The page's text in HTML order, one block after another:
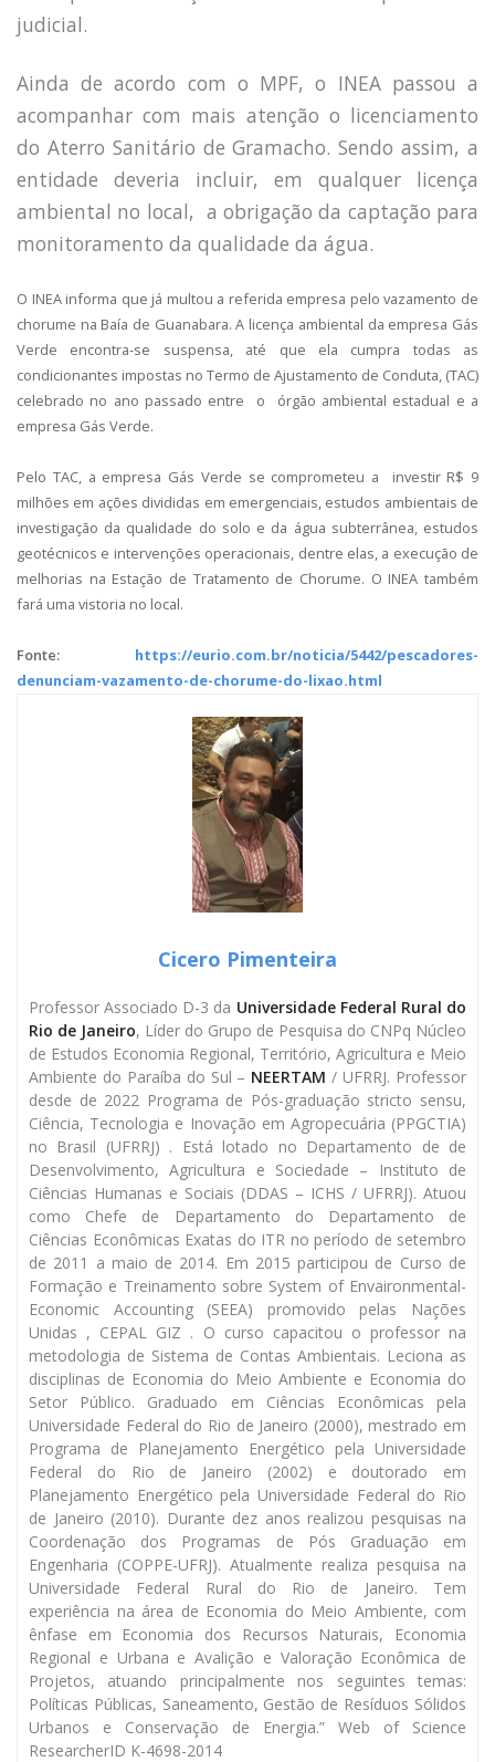
judicial.
Ainda de acordo com o MPF, o INEA passou a
acompanhar com mais atenção o licenciamento
do Aterro Sanitário de Gramacho. Sendo assim, a
entidade deveria incluir, em qualquer licença
ambiental no local, a obrigação da captação para
monitoramento da qualidade da água.
O INEA informa que já multou a referida empresa pelo vazamento de
chorume na Baía de Guanabara. A licença ambiental da empresa Gás
Verde encontra-se suspensa, até que ela cumpra todas as
condicionantes impostas no Termo de Ajustamento de Conduta, (TAC)
celebrado no ano passado entre o órgão ambiental estadual e a
empresa Gás Verde.
Pelo TAC, a empresa Gás Verde se comprometeu a investir R$ 9
milhões em ações divididas em emergenciais, estudos ambientais de
investigação da qualidade do solo e da água subterrânea, estudos
geotécnicos e intervenções operacionais, dentre elas, a execução de
melhorias na Estação de Tratamento de Chorume. O INEA também
fará uma vistoria no local.
Fonte:
https://eurio.com.br/noticia/5442/pescadores-
denunciam-vazamento-de-chorume-do-lixao.html
Cicero Pimenteira
Professor Associado D-3 da Universidade Federal Rural do
Rio de Janeiro, Líder do Grupo de Pesquisa do CNPq Núcleo
de Estudos Economia Regional, Território, Agricultura e Meio
Ambiente do Paraíba do Sul – NEERTAM / UFRRJ. Professor
desde de 2022 Programa de Pós-graduação stricto sensu,
Ciência, Tecnologia e Inovação em Agropecuária (PPGCTIA)
no Brasil (UFRRJ) . Está lotado no Departamento de de
Desenvolvimento, Agricultura e Sociedade – Instituto de
Ciências Humanas e Sociais (DDAS – ICHS / UFRRJ). Atuou
como Chefe de Departamento do Departamento de
Ciências Econômicas Exatas do ITR no período de setembro
de 2011 a maio de 2014. Em 2015 participou de Curso de
Formação e Treinamento sobre System of Envaironmental-
Economic Accounting (SEEA) promovido pelas Nações
Unidas , CEPAL GIZ . O curso capacitou o professor na
metodologia de Sistema de Contas Ambientais. Leciona as
disciplinas de Economia do Meio Ambiente e Economia do
Setor Público. Graduado em Ciências Econômicas pela
Universidade Federal do Rio de Janeiro (2000), mestrado em
Programa de Planejamento Energético pela Universidade
Federal do Rio de Janeiro (2002) e doutorado em
Planejamento Energético pela Universidade Federal do Rio
de Janeiro (2010). Durante dez anos realizou pesquisas na
Coordenação dos Programas de Pós Graduação em
Engenharia (COPPE-UFRJ). Atualmente realiza pesquisa na
Universidade Federal Rural do Rio de Janeiro. Tem
experiência na área de Economia do Meio Ambiente, com
ênfase em Economia dos Recursos Naturais, Economia
Regional e Urbana e Avalição e Valoração Econômica de
Projetos, atuando principalmente nos seguintes temas:
Políticas Públicas, Saneamento, Gestão de Resíduos Sólidos
Urbanos e Conservação de Energia.” Web of Science
ResearcherID K-4698-2014